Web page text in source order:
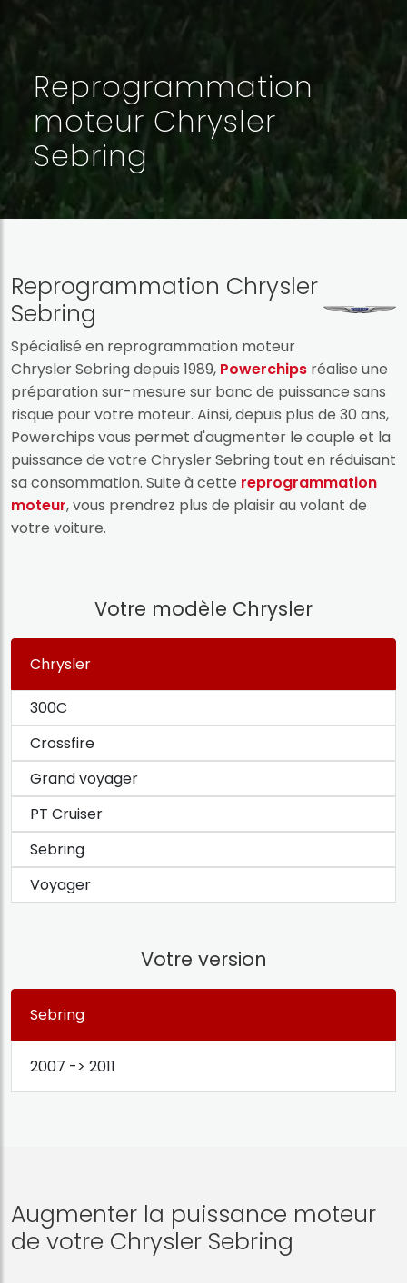
Reprogrammation
moteur Chrysler
Sebring
Reprogrammation Chrysler
Sebring
Spécialisé en reprogrammation moteur
Chrysler Sebring depuis 1989, Powerchips réalise une
préparation sur-mesure sur banc de puissance sans
risque pour votre moteur. Ainsi, depuis plus de 30 ans,
Powerchips vous permet d'augmenter le couple et la
puissance de votre Chrysler Sebring tout en réduisant
sa consommation. Suite à cette reprogrammation
moteur, vous prendrez plus de plaisir au volant de
votre voiture.
Votre modèle Chrysler
Chrysler
300C
Crossfire
Grand voyager
PT Cruiser
Sebring
Voyager
Votre version
Sebring
2007 -> 2011
Augmenter la puissance moteur
de votre Chrysler Sebring